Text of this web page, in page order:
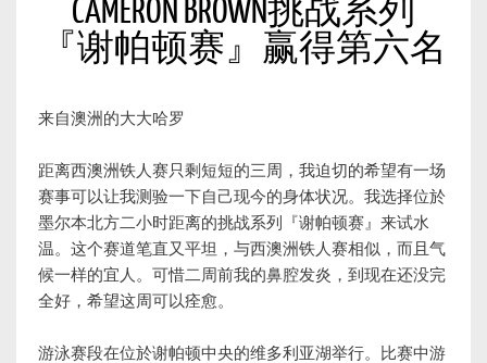
『谢帕顿赛』赢得第六名
来自澳洲的大大哈罗
距离西澳洲铁人赛只剩短短的三周，我迫切的希望有一场
赛事可以让我测验一下自己现今的身体状况。我选择位於
墨尔本北方二小时距离的挑战系列『谢帕顿赛』来试水
温。这个赛道笔直又平坦，与西澳洲铁人赛相似，而且气
候一样的宜人。可惜二周前我的鼻腔发炎，到现在还没完
全好，希望这周可以痊愈。
游泳赛段在位於谢帕顿中央的维多利亚湖举行。比赛中游